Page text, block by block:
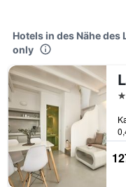
Hotels in des Nähe des
only